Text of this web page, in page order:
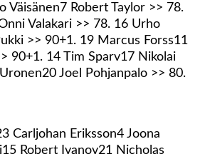
Väisänen7 Robert Taylor >> 78.
Valakari >> 78. 16 Urho
>> 90+1. 19 Marcus Forss11
90+1. 14 Tim Sparv17 Nikolai
Joel Pohjanpalo >> 80.
Carljohan Eriksson4 Joona
Robert Ivanov21 Nicholas